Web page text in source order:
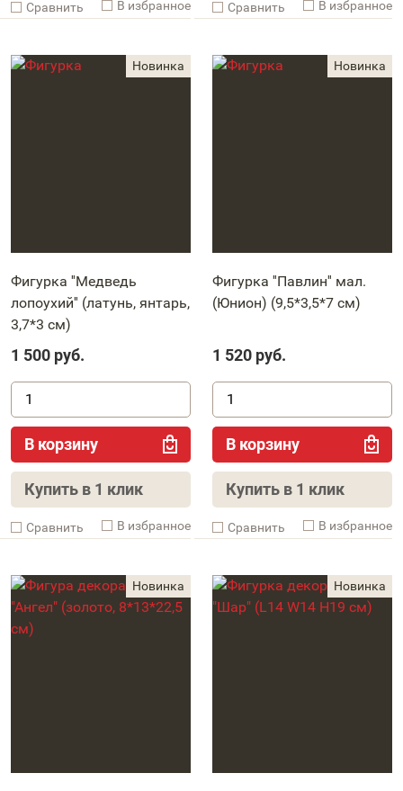
Cравнить В избранное Cравнить В избранное
Фигурка ''Медведь
лопоухий'' (латунь, янтарь,
3,7*3 см)
1 500 руб.
В корзину
Купить в 1 клик
Cравнить В избранное
Фигурка ''Павлин'' мал.
(Юнион) (9,5*3,5*7 см)
1 520 руб.
В корзину
Купить в 1 клик
Cравнить В избранное